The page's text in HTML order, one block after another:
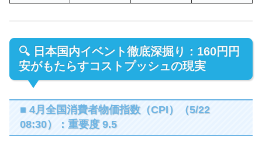
🔍 日本国内イベント徹底深掘り：160円円
安がもたらすコストプッシュの現実
■ 4月全国消費者物価指数（CPI）（5/22
08:30）：重要度 9.5